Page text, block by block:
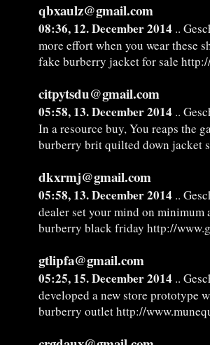
qbxaulz@gmail.com
08:36, 12. December 2014 ..
more effort when you wear these
fake burberry jacket for sale
citpytsdu@gmail.com
05:58, 13. December 2014 ..
In a resource buy, You reaps the
burberry brit quilted down jacket
dkxrmj@gmail.com
05:58, 13. December 2014 ..
dealer set your mind on minimum
burberry black friday http://
gtlipfa@gmail.com
05:25, 15. December 2014 ..
developed a new store prototype
burberry outlet http://